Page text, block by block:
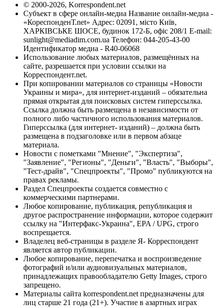
© 2000-2026, Korrespondent.net
Субъект в сфере онлайн-медиа Название онлайн-медиа -
«КореспонденТ.net» Адрес: 02091, місто Київ,
ХАРКІВСЬКЕ ШОСЕ, будинок 172-Б, офіс 208/1 E-mail:
sunlight@mediadim.com.ua Телефон: 044-205-43-00
Идентификатор медиа - R40-06068
Использование любых материалов, размещённых на
сайте, разрешается при условии ссылки на
Корреспондент.net.
При копировании материалов со страницы «Новости
Украины и мира», для интернет-изданий – обязательна
прямая открытая для поисковых систем гиперссылка.
Ссылка должна быть размещена в независимости от
полного либо частичного использования материалов.
Гиперссылка (для интернет- изданий) – должна быть
размещена в подзаголовке или в первом абзаце
материала.
Новости с пометками "Мнение", "Экспертиза",
"Заявление", "Регионы", "Деньги", "Власть", "Выборы",
"Тест-драйв", "Спецпроекты", "Промо" публикуются на
правах рекламы.
Раздел Спецпроекты создается совместно с
коммерческими партнерами.
Любое копирование, публикация, републикация и
другое распространение информации, которое содержит
ссылку на "Интерфакс-Украина", EPA / UPG, строго
воспрещается.
Владелец веб-страницы в разделе Я- Корреспондент
является автор публикации.
Любое копирование, перепечатка и воспроизведение
фотографий и/или аудиовизуальных материалов,
принадлежащих правообладателю Getty Images, строго
запрещено.
Материалы сайта korrespondent.net предназначены для
лиц старше 21 года (21+). Участие в азартных играх